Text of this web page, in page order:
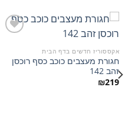
הוסף
אקססוריז חדשים בדף הבית
חגורת מעצבים כוכב כסף רוכסן
זהב 142
₪219